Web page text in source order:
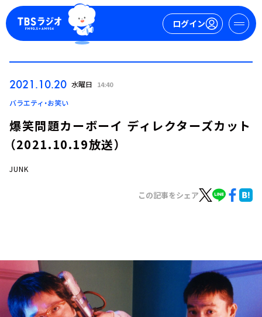
ログイン
ログイン
お知らせ
イベント・グッズ
YouTube
会社情報
2021.10.20 水曜日 14:40
バラエティ・お笑い
爆笑問題カーボーイ ディレクターズカット
（2021.10.19放送）
JUNK
この記事をシェア